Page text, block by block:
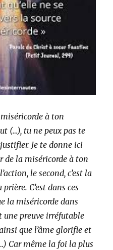
à ton
(…), tu ne peux pas te
Je te donne ici
de la miséricorde à ton
le second, c’est la
C’est dans ces
la miséricorde dans
une preuve irréfutable
que l’âme glorifie et
Car même la foi la plus